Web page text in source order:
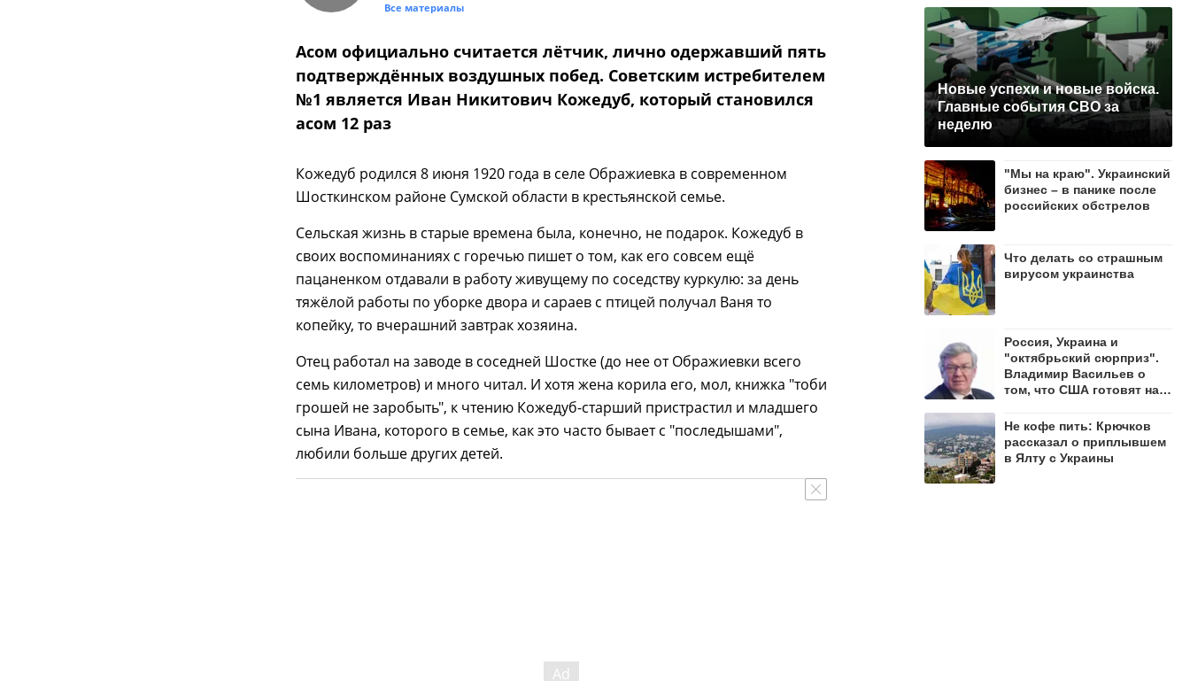
Все материалы
Асом официально считается лётчик, лично одержавший пять
подтверждённых воздушных побед. Советским истребителем
№1 является Иван Никитович Кожедуб, который становился
асом 12 раз
Кожедуб родился 8 июня 1920 года в селе Ображиевка в современном
Шосткинском районе Сумской области в крестьянской семье.
Сельская жизнь в старые времена была, конечно, не подарок. Кожедуб в
своих воспоминаниях с горечью пишет о том, как его совсем ещё
пацаненком отдавали в работу живущему по соседству куркулю: за день
тяжёлой работы по уборке двора и сараев с птицей получал Ваня то
копейку, то вчерашний завтрак хозяина.
Отец работал на заводе в соседней Шостке (до нее от Ображиевки всего
семь километров) и много читал. И хотя жена корила его, мол, книжка "тоби
грошей не заробыть", к чтению Кожедуб-старший пристрастил и младшего
сына Ивана, которого в семье, как это часто бывает с "последышами",
любили больше других детей.
Новые успехи и новые войска.
Главные события СВО за
неделю
"Мы на краю". Украинский
бизнес – в панике после
российских обстрелов
Что делать со страшным
вирусом украинства
Россия, Украина и
"октябрьский сюрприз".
Владимир Васильев о
том, что США готовят на
Не кофе пить: Крючков
рассказал о приплывшем
в Ялту с Украины